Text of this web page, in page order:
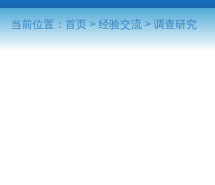
当前位置：首页>经验交流>调查研究